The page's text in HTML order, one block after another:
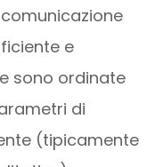
e
sono ordinate
di
(tipicamente